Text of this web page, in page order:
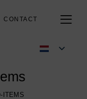
CONTACT
ITEMS